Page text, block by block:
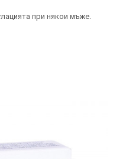
при някои мъже.